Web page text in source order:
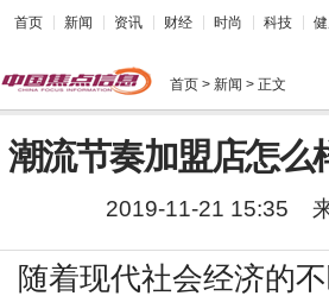
首页 新闻 资讯 财经 时尚 科技
首页 > 新闻 > 正文
潮流节奏加盟店怎么
2019-11-21 15:35
随着现代社会经济的